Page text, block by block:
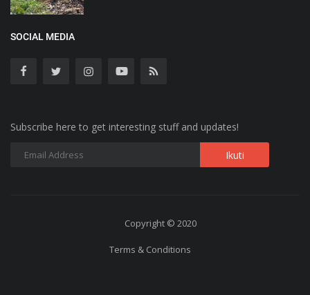
SOCIAL MEDIA
Subscribe here to get interesting stuff and updates!
Copyright © 2020
Terms & Conditions